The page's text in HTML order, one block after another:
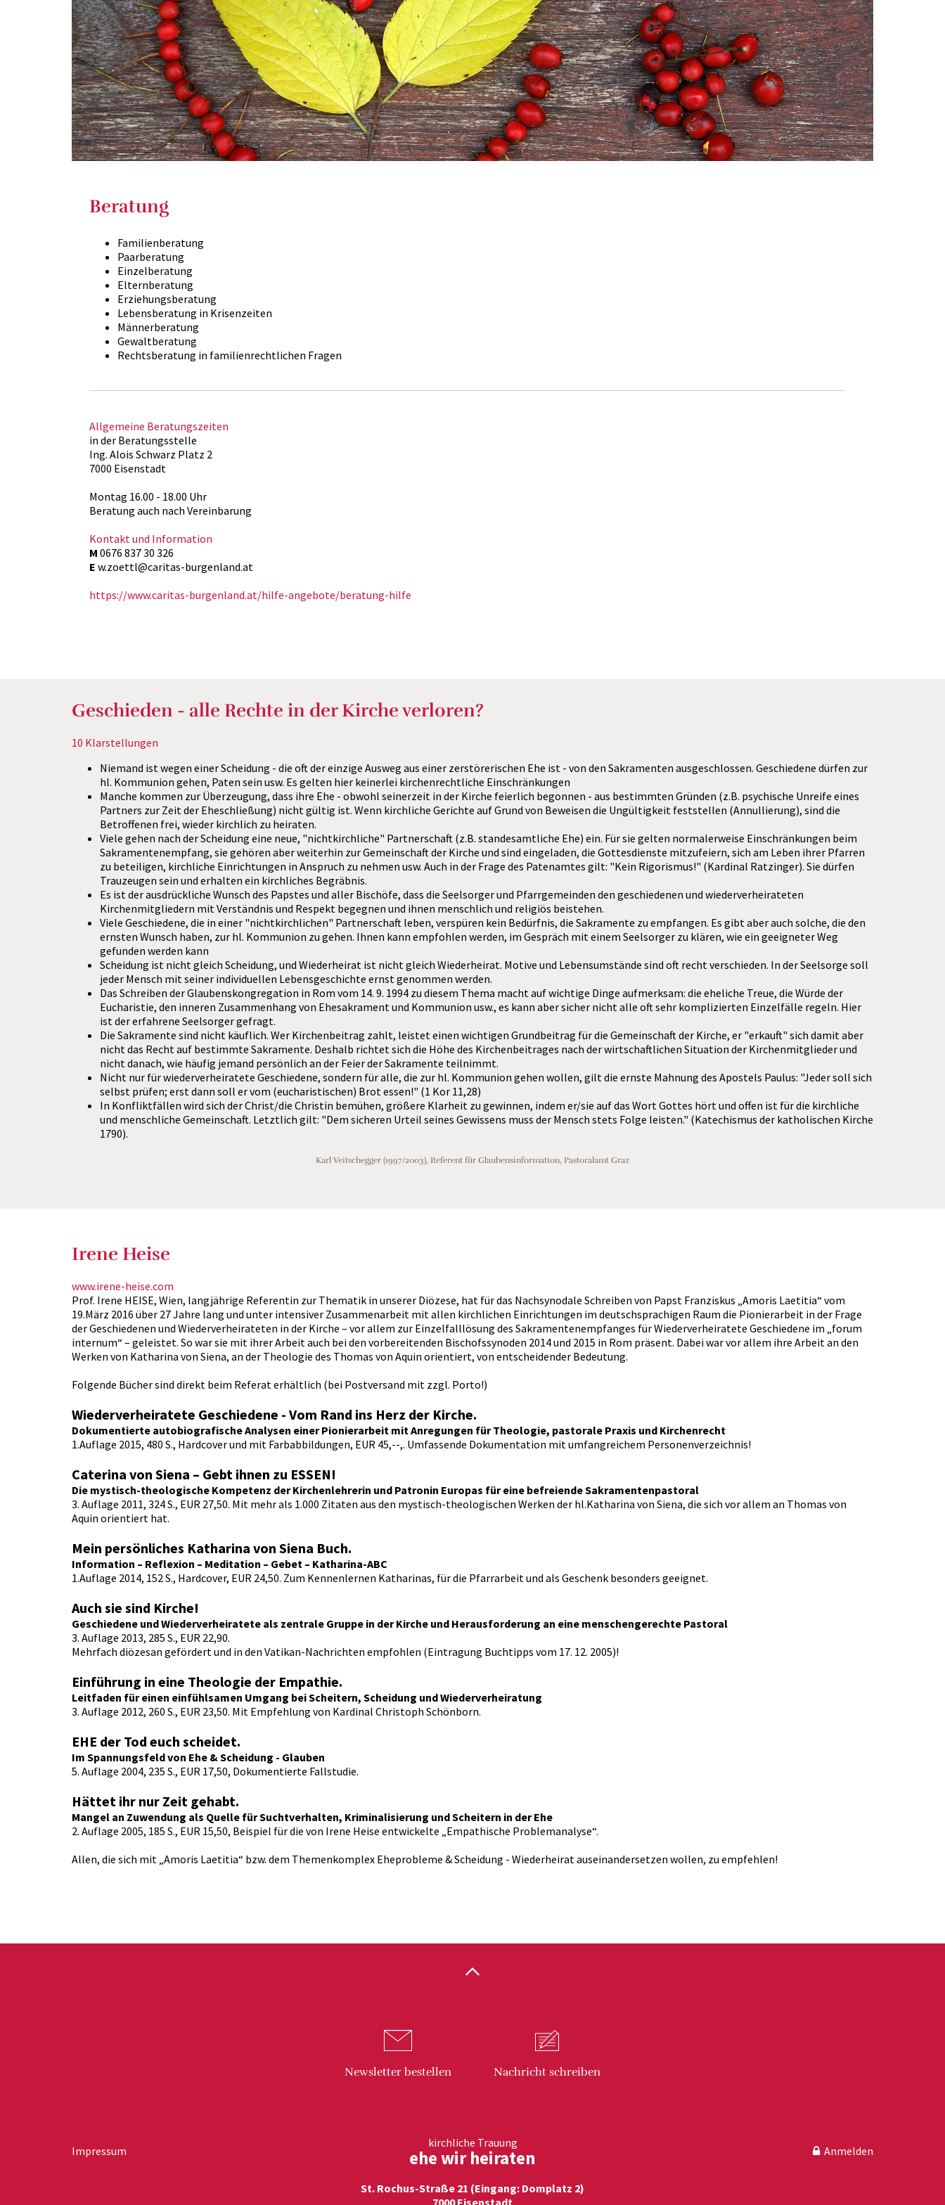
Beratung
Familienberatung
Paarberatung
Einzelberatung
Elternberatung
Erziehungsberatung
Lebensberatung in Krisenzeiten
Männerberatung
Gewaltberatung
Rechtsberatung in familienrechtlichen Fragen
Allgemeine Beratungszeiten
in der Beratungsstelle
Ing. Alois Schwarz Platz 2
7000 Eisenstadt
Montag 16.00 - 18.00 Uhr
Beratung auch nach Vereinbarung
Kontakt und Information
M 0676 837 30 326
E w.zoettl@caritas-burgenland.at
https://www.caritas-burgenland.at/hilfe-angebote/beratung-hilfe
Geschieden - alle Rechte in der Kirche verloren?
10 Klarstellungen
Niemand ist wegen einer Scheidung - die oft der einzige Ausweg aus einer zerstörerischen Ehe ist - von den Sakramenten ausgeschlossen. Geschiedene dürfen zur
hl. Kommunion gehen, Paten sein usw. Es gelten hier keinerlei kirchenrechtliche Einschränkungen
Manche kommen zur Überzeugung, dass ihre Ehe - obwohl seinerzeit in der Kirche feierlich begonnen - aus bestimmten Gründen (z.B. psychische Unreife eines
Partners zur Zeit der Eheschließung) nicht gültig ist. Wenn kirchliche Gerichte auf Grund von Beweisen die Ungültigkeit feststellen (Annullierung), sind die
Betroffenen frei, wieder kirchlich zu heiraten.
Viele gehen nach der Scheidung eine neue, "nichtkirchliche" Partnerschaft (z.B. standesamtliche Ehe) ein. Für sie gelten normalerweise Einschränkungen beim
Sakramentenempfang, sie gehören aber weiterhin zur Gemeinschaft der Kirche und sind eingeladen, die Gottesdienste mitzufeiern, sich am Leben ihrer Pfarren
zu beteiligen, kirchliche Einrichtungen in Anspruch zu nehmen usw. Auch in der Frage des Patenamtes gilt: "Kein Rigorismus!" (Kardinal Ratzinger). Sie dürfen
Trauzeugen sein und erhalten ein kirchliches Begräbnis.
Es ist der ausdrückliche Wunsch des Papstes und aller Bischöfe, dass die Seelsorger und Pfarrgemeinden den geschiedenen und wiederverheirateten
Kirchenmitgliedern mit Verständnis und Respekt begegnen und ihnen menschlich und religiös beistehen.
Viele Geschiedene, die in einer "nichtkirchlichen" Partnerschaft leben, verspüren kein Bedürfnis, die Sakramente zu empfangen. Es gibt aber auch solche, die den
ernsten Wunsch haben, zur hl. Kommunion zu gehen. Ihnen kann empfohlen werden, im Gespräch mit einem Seelsorger zu klären, wie ein geeigneter Weg
gefunden werden kann
Scheidung ist nicht gleich Scheidung, und Wiederheirat ist nicht gleich Wiederheirat. Motive und Lebensumstände sind oft recht verschieden. In der Seelsorge soll
jeder Mensch mit seiner individuellen Lebensgeschichte ernst genommen werden.
Das Schreiben der Glaubenskongregation in Rom vom 14. 9. 1994 zu diesem Thema macht auf wichtige Dinge aufmerksam: die eheliche Treue, die Würde der
Eucharistie, den inneren Zusammenhang von Ehesakrament und Kommunion usw., es kann aber sicher nicht alle oft sehr komplizierten Einzelfälle regeln. Hier
ist der erfahrene Seelsorger gefragt.
Die Sakramente sind nicht käuflich. Wer Kirchenbeitrag zahlt, leistet einen wichtigen Grundbeitrag für die Gemeinschaft der Kirche, er "erkauft" sich damit aber
nicht das Recht auf bestimmte Sakramente. Deshalb richtet sich die Höhe des Kirchenbeitrages nach der wirtschaftlichen Situation der Kirchenmitglieder und
nicht danach, wie häufig jemand persönlich an der Feier der Sakramente teilnimmt.
Nicht nur für wiederverheiratete Geschiedene, sondern für alle, die zur hl. Kommunion gehen wollen, gilt die ernste Mahnung des Apostels Paulus: "Jeder soll sich
selbst prüfen; erst dann soll er vom (eucharistischen) Brot essen!" (1 Kor 11,28)
In Konfliktfällen wird sich der Christ/die Christin bemühen, größere Klarheit zu gewinnen, indem er/sie auf das Wort Gottes hört und offen ist für die kirchliche
und menschliche Gemeinschaft. Letztlich gilt: "Dem sicheren Urteil seines Gewissens muss der Mensch stets Folge leisten." (Katechismus der katholischen Kirche
1790).
Karl Veitschegger (1997/2003), Referent für Glaubensinformation, Pastoralamt Graz
Irene Heise
www.irene-heise.com
Prof. Irene HEISE, Wien, langjährige Referentin zur Thematik in unserer Diözese, hat für das Nachsynodale Schreiben von Papst Franziskus „Amoris Laetitia“ vom
19.März 2016 über 27 Jahre lang und unter intensiver Zusammenarbeit mit allen kirchlichen Einrichtungen im deutschsprachigen Raum die Pionierarbeit in der Frage
der Geschiedenen und Wiederverheirateten in der Kirche – vor allem zur Einzelfalllösung des Sakramentenempfanges für Wiederverheiratete Geschiedene im „forum
internum“ – geleistet. So war sie mit ihrer Arbeit auch bei den vorbereitenden Bischofssynoden 2014 und 2015 in Rom präsent. Dabei war vor allem ihre Arbeit an den
Werken von Katharina von Siena, an der Theologie des Thomas von Aquin orientiert, von entscheidender Bedeutung.
Folgende Bücher sind direkt beim Referat erhältlich (bei Postversand mit zzgl. Porto!)
Wiederverheiratete Geschiedene - Vom Rand ins Herz der Kirche.
Dokumentierte autobiografische Analysen einer Pionierarbeit mit Anregungen für Theologie, pastorale Praxis und Kirchenrecht
1.Auflage 2015, 480 S., Hardcover und mit Farbabbildungen, EUR 45,--,. Umfassende Dokumentation mit umfangreichem Personenverzeichnis!
Caterina von Siena – Gebt ihnen zu ESSEN!
Die mystisch-theologische Kompetenz der Kirchenlehrerin und Patronin Europas für eine befreiende Sakramentenpastoral
3. Auflage 2011, 324 S., EUR 27,50. Mit mehr als 1.000 Zitaten aus den mystisch-theologischen Werken der hl.Katharina von Siena, die sich vor allem an Thomas von
Aquin orientiert hat.
Mein persönliches Katharina von Siena Buch.
Information – Reflexion – Meditation – Gebet – Katharina-ABC
1.Auflage 2014, 152 S., Hardcover, EUR 24,50. Zum Kennenlernen Katharinas, für die Pfarrarbeit und als Geschenk besonders geeignet.
Auch sie sind Kirche!
Geschiedene und Wiederverheiratete als zentrale Gruppe in der Kirche und Herausforderung an eine menschengerechte Pastoral
3. Auflage 2013, 285 S., EUR 22,90.
Mehrfach diözesan gefördert und in den Vatikan-Nachrichten empfohlen (Eintragung Buchtipps vom 17. 12. 2005)!
Einführung in eine Theologie der Empathie.
Leitfaden für einen einfühlsamen Umgang bei Scheitern, Scheidung und Wiederverheiratung
3. Auflage 2012, 260 S., EUR 23,50. Mit Empfehlung von Kardinal Christoph Schönborn.
EHE der Tod euch scheidet.
Im Spannungsfeld von Ehe & Scheidung - Glauben
5. Auflage 2004, 235 S., EUR 17,50, Dokumentierte Fallstudie.
Hättet ihr nur Zeit gehabt.
Mangel an Zuwendung als Quelle für Suchtverhalten, Kriminalisierung und Scheitern in der Ehe
2. Auflage 2005, 185 S., EUR 15,50, Beispiel für die von Irene Heise entwickelte „Empathische Problemanalyse“.
Allen, die sich mit „Amoris Laetitia“ bzw. dem Themenkomplex Eheprobleme & Scheidung - Wiederheirat auseinandersetzen wollen, zu empfehlen!
Newsletter bestellen Nachricht schreiben
kirchliche Trauung
ehe wir heiraten
St. Rochus-Straße 21 (Eingang: Domplatz 2)
7000 Eisenstadt
Impressum Anmelden